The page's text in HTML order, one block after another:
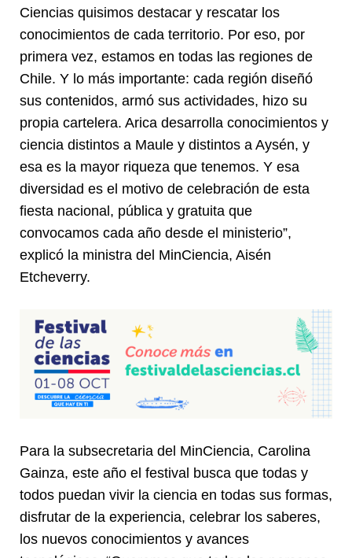
Ciencias quisimos destacar y rescatar los
conocimientos de cada territorio. Por eso, por
primera vez, estamos en todas las regiones de
Chile. Y lo más importante: cada región diseñó
sus contenidos, armó sus actividades, hizo su
propia cartelera. Arica desarrolla conocimientos y
ciencia distintos a Maule y distintos a Aysén, y
esa es la mayor riqueza que tenemos. Y esa
diversidad es el motivo de celebración de esta
fiesta nacional, pública y gratuita que
convocamos cada año desde el ministerio”,
explicó la ministra del MinCiencia, Aisén
Etcheverry.
Para la subsecretaria del MinCiencia, Carolina
Gainza, este año el festival busca que todas y
todos puedan vivir la ciencia en todas sus formas,
disfrutar de la experiencia, celebrar los saberes,
los nuevos conocimientos y avances